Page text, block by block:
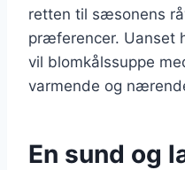
retten til sæsonens
præferencer. Uanset
vil blomkålssuppe
varmende og
En sund og